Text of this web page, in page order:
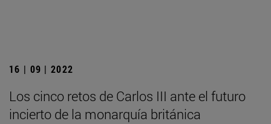
16 | 09 | 2022
Los cinco retos de Carlos III ante el futuro
incierto de la monarquía británica